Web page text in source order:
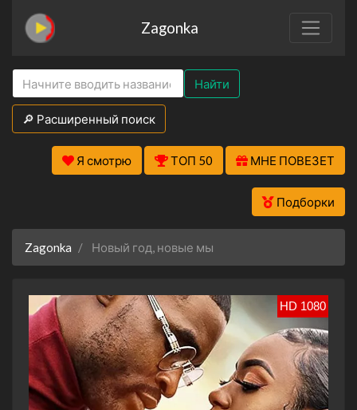
Zagonka
Найти
🔎 Расширенный поиск
Я смотрю ТОП 50 МНЕ ПОВЕЗЕТ
Подборки
Zagonka Новый год, новые мы
HD 1080